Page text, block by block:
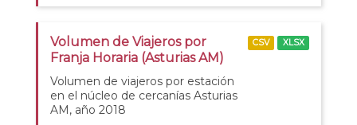
Volumen de Viajeros por
Franja Horaria (Asturias AM)
Volumen de viajeros por estación
en el núcleo de cercanías Asturias
AM, año 2018
CSV XLSX